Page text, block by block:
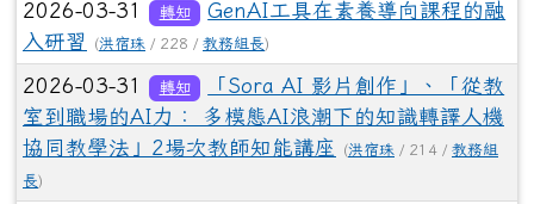
2026-03-31 轉知
GenAI工具在素養導向課程的融
入研習
(洪宿珠 / 228 / 教務組長)
2026-03-31 轉知
「Sora AI 影片創作」、「從教
室到職場的AI力： 多模態AI浪潮下的知識轉譯人機
協同教學法」2場次教師知能講座
(洪宿珠 / 214 / 教務組
長)